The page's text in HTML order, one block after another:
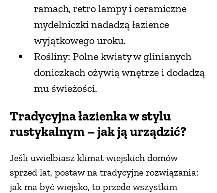
ramach, retro lampy i ceramiczne
mydelniczki nadadzą łazience
wyjątkowego uroku.
Rośliny: Polne kwiaty w glinianych
doniczkach ożywią wnętrze i dodadzą
mu świeżości.
Tradycyjna łazienka w stylu
rustykalnym – jak ją urządzić?
Jeśli uwielbiasz klimat wiejskich domów
sprzed lat, postaw na tradycyjne rozwiązania:
jak ma być wiejsko, to przede wszystkim